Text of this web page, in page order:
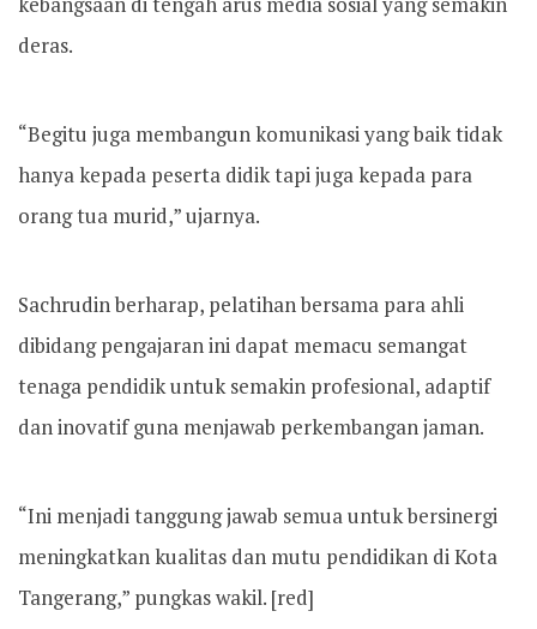
deras.
“Begitu juga membangun komunikasi yang baik tidak
hanya kepada peserta didik tapi juga kepada para
orang tua murid,” ujarnya.
Sachrudin berharap, pelatihan bersama para ahli
dibidang pengajaran ini dapat memacu semangat
tenaga pendidik untuk semakin profesional, adaptif
dan inovatif guna menjawab perkembangan jaman.
“Ini menjadi tanggung jawab semua untuk bersinergi
meningkatkan kualitas dan mutu pendidikan di Kota
Tangerang,” pungkas wakil. [red]